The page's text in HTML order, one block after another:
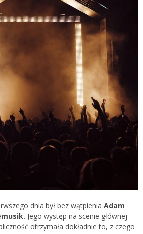
dnia był bez wątpienia Adam
Jego występ na scenie głównej
otrzymała dokładnie to, z czego